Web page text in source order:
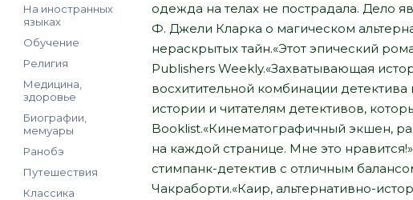
На иностранных
языках
Обучение
Религия
Медицина,
здоровье
Биографии,
мемуары
Ранобэ
Путешествия
Классика
одежда на телах не пострадала. Дело
Ф. Джели Кларка о магическом
нераскрытых тайн.«Этот эпический
Publishers Weekly.«Захватывающая
восхитительной комбинации
истории и читателям детективов,
Booklist.«Кинематографичный экшен,
на каждой странице. Мне это
стимпанк-детектив с отличным
Чакраборти.«Каир, альтернативно-